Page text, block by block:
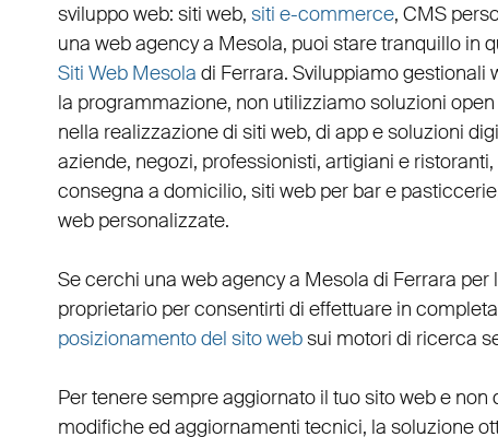
sviluppo web: siti web, siti e-commerce, CMS
una web agency a Mesola, puoi stare tranquillo in
Siti Web Mesola di Ferrara. Sviluppiamogestionali
la programmazione, non utilizziamo soluzioni
nella realizzazione di siti web, di app e soluzioni
aziende, negozi, professionisti, artigiani e ristoranti,
consegna a domicilio, siti web per bare pasticcerie
web personalizzate.
Se cerchi una web agency a Mesola di Ferrara per
proprietario per consentirti di effettuare in
posizionamento del sito websui motori di ricerca
Per tenere sempre aggiornato il tuo sito web e
modifiche ed aggiornamenti tecnici, la soluzione